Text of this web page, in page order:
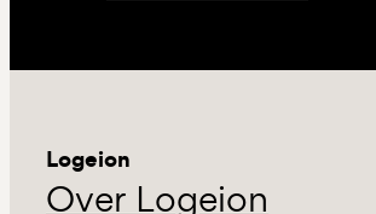
Logeion
Over Logeion